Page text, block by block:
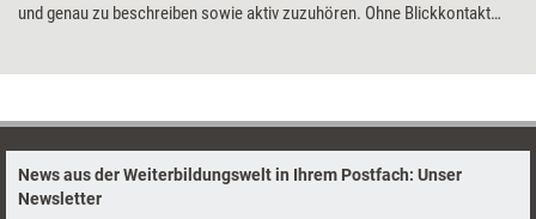
und genau zu beschreiben sowie aktiv zuzuhören. Ohne Blickkontakt
News aus der Weiterbildungswelt in Ihrem Postfach: Unser
Newsletter